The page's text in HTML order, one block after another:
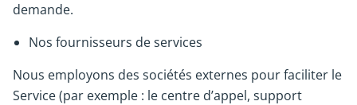
demande.
Nos fournisseurs de services
Nous employons des sociétés externes pour faciliter le
Service (par exemple : le centre d’appel, support